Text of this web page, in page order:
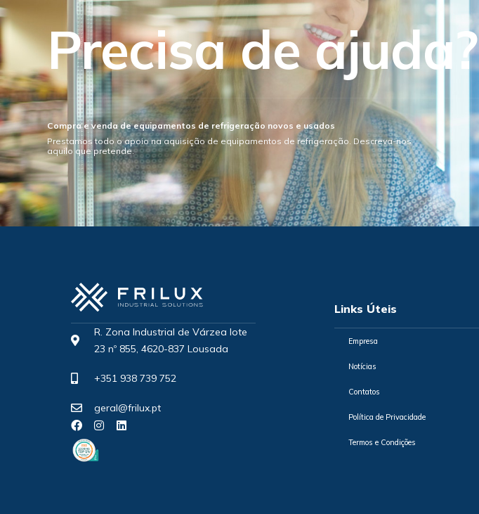
Precisa de ajuda?
Compra e venda de equipamentos de refrigeração novos e usados
Prestamos todo o apoio na aquisição de equipamentos de refrigeração. Descreva-nos
aquilo que pretende.
R. Zona Industrial de Várzea lote
23 nº 855, 4620-837 Lousada
+351 938 739 752
geral@frilux.pt
Links Úteis
Empresa
Notícias
Contatos
Política de Privacidade
Termos e Condições